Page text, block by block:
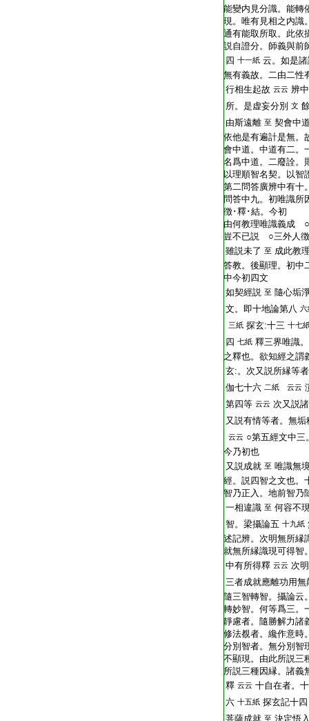
能變内見分識。能轉
現。唯有見相之内識
通有能取所取。此依
説自證分。師義與前
四 十一紙 云。如是
無有義故。二由二性
行相生起故 云云 辨
所。是虚妄分別 文
由斯遠離 至 契會中
依他是有遍計是無。
會中道。中道有二。
名爲中道。二廢詮。
以理順智名契。以智
第二問答廣辨中有十
問答中九。初唯識所
徴･釋･結。今初
由何教理唯識義成
豈不已説 ○三外人徴
雖説未了 至 成此教
答教。後顯理。初中
中今初四文
如契經説 至 隨心垢
文。即十地論第八
三紙 探玄:十三 十七
四 七紙 釋三界唯識
之釋也。欲知經之謂
玄:。次又説所縁等
伽七十六 二紙 云云
第四等 云云 次又説
又説有情等者。無
云云 ○第五經文中三
今乃初也
又説成就 至 唯識無
經。説四智之文也。
智乃正入。地前智乃
一相違識 至 何容不
智。梁攝論五 十九紙
述記辨。次明無所縁
就無所縁識現可得智
中有所得釋 云云 次
三者成就應離功用無
隨三智轉智。攝論云
轉妙智。何等爲三。
靜慮者。隨勝解力諸
修法覩者。纔作意時
分別智者。無分別智
不顯現。由此所説三
所説三種因縁。諸義
釋 云云 十自在者。
六 十五紙 探玄記十四
菩薩成就 至 決定悟